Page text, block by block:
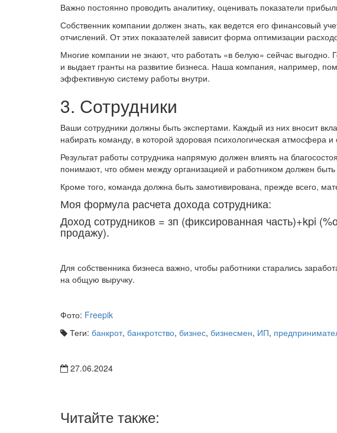
Важно постоянно проводить аналитику, оценивать показатели
Собственник компании должен знать, как ведется его финансовый
отчислений. От этих показателей зависит форма оптимизации
Многие компании не знают, что работать «в белую» сейчас выгодно.
и выдает гранты на развитие бизнеса. Наша компания, например,
эффективную систему работы внутри.
3. Сотрудники
Ваши сотрудники должны быть экспертами. Каждый из них вносит
набирать команду, в которой здоровая психологическая
Результат работы сотрудника напрямую должен влиять на
понимают, что обмен между организацией и работником должен
Кроме того, команда должна быть замотивирована, прежде всего,
Моя формула расчета дохода сотрудника:
Доход сотрудников = зп (фиксированная часть)+kpi
продажу).
Для собственника бизнеса важно, чтобы работники старались
на общую выручку.
Фото: Freepik
Теги: банкрот, банкротство, бизнес, бизнесмен, ИП,
27.06.2024
Читайте также: